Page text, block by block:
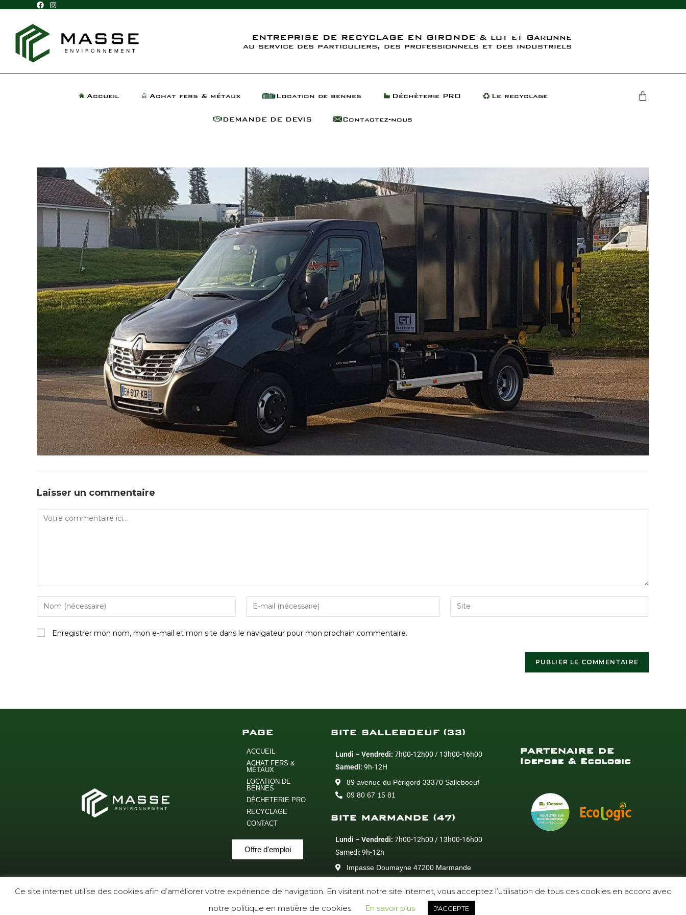
ENTREPRISE DE RECYCLAGE EN GIRONDE & lot et Garonne
au service des particuliers, des professionnels et des industriels
Accueil Achat fers & métaux Location de bennes Déchèterie PRO Le recyclage
DEMANDE DE DEVIS Contactez-nous
Laisser un commentaire
Enregistrer mon nom, mon e-mail et mon site dans le navigateur pour mon prochain commentaire.
PAGE
ACCUEIL
ACHAT FERS &
MÉTAUX
LOCATION DE
BENNES
DÉCHETERIE PRO
RECYCLAGE
CONTACT
Offre d'emploi
SITE SALLEBOEUF (33)
Lundi – Vendredi: 7h00-12h00 / 13h00-16h00
Samedi: 9h-12H
89 avenue du Périgord 33370 Salleboeuf
09 80 67 15 81
SITE MARMANDE (47)
Lundi – Vendredi: 7h00-12h00 / 13h00-16h00
Samedi: 9h-12h
Impasse Doumayne 47200 Marmande
PARTENAIRE DE
Idepose & Ecologic
Copyright Masse Environnement – Création Distinguez-vous.com –Mentions légales
Ce site internet utilise des cookies afin d’améliorer votre expérience de navigation. En visitant notre site internet, vous acceptez l’utilisation de tous ces cookies en accord avec
notre politique en matière de cookies.
En savoir plus J'ACCEPTE